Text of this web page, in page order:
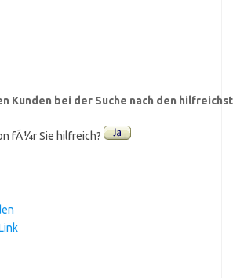
Kunden bei der Suche nach den
fÃ¼r Sie hilfreich?